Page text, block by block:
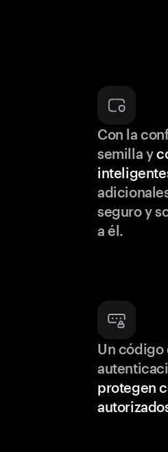
Con la
semilla y
seguro y
a él.
Un código
protegen